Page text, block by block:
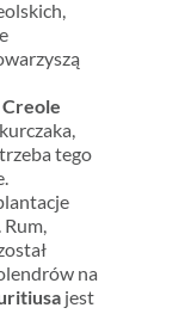
Creole
tego
Rum,
na
jest